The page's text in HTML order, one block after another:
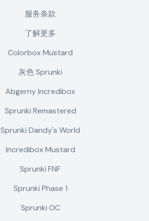
服务条款
了解更多
Colorbox Mustard
灰色 Sprunki
Abgerny Incredibox
Sprunki Remastered
Sprunki Dandy's World
Incredibox Mustard
Sprunki FNF
Sprunki Phase 1
Sprunki OC